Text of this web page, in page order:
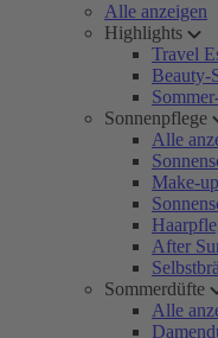
Alle anzeigen
Highlights
Travel
Beauty-
Sonnenpflege
Alle
Make-
After
Sommerdüfte
Alle